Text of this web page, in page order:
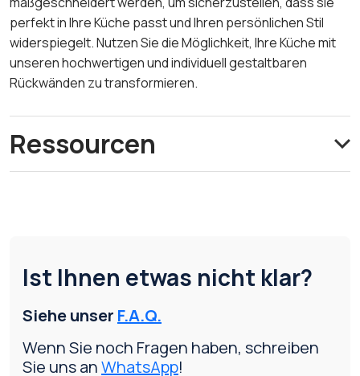
perfekt in Ihre Küche passt und Ihren persönlichen Stil
widerspiegelt. Nutzen Sie die Möglichkeit, Ihre Küche mit
unseren hochwertigen und individuell gestaltbaren
Rückwänden zu transformieren.
Ressourcen
Ist Ihnen etwas nicht klar?
Siehe unser F.A.Q.
Wenn Sie noch Fragen haben, schreiben
Sie uns anWhatsApp!